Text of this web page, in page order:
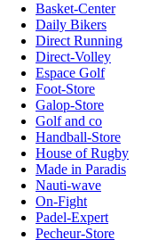
Basket-Center
Daily Bikers
Direct Running
Direct-Volley
Espace Golf
Foot-Store
Galop-Store
Golf and co
Handball-Store
House of Rugby
Made in Paradis
Nauti-wave
On-Fight
Padel-Expert
Pecheur-Store